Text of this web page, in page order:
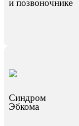
и позвоночнике
Синдром
Эбкома